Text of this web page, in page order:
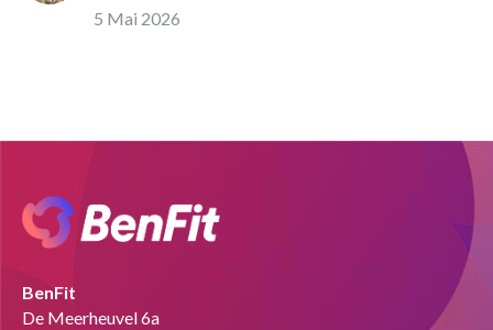
5 Mai 2026
BenFit
De Meerheuvel 6a